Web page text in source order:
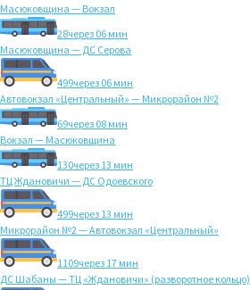
Масюковщина — Вокзал
28через 06 мин
Масюковщина — ДС Серова
499через 06 мин
Автовокзал «Центральный» — Микрорайон №2
69через 08 мин
Вокзал — Масюковщина
130через 13 мин
ТЦ Ждановичи — ДС Одоевского
499через 13 мин
Микрорайон №2 — Автовокзал «Центральный»
1109через 17 мин
ДС Шабаны — ТЦ «Ждановичи» (разворотное кольцо)